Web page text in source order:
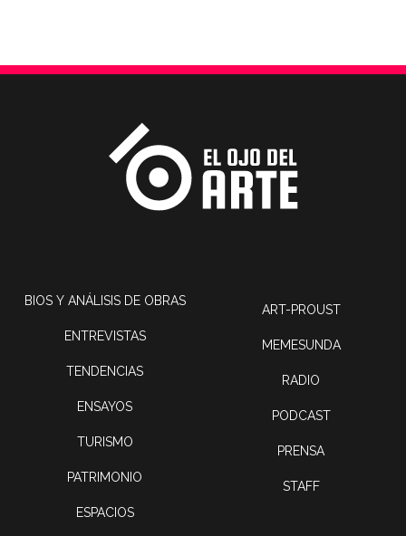
BIOS Y ANÁLISIS DE OBRAS
ENTREVISTAS
TENDENCIAS
ENSAYOS
TURISMO
PATRIMONIO
ESPACIOS
ART-PROUST
MEMESUNDA
RADIO
PODCAST
PRENSA
STAFF